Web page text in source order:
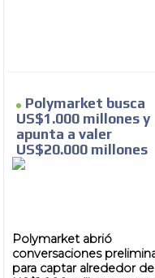
Polymarket busca
US$1.000 millones y
apunta a valer
US$20.000 millones
Polymarket abrió
conversaciones
para captar alrededor de